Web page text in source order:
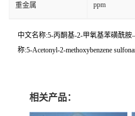
重金属 ppm
中文名称:5-丙酮基-2-甲氧基苯磺酰胺
称:5-Acetonyl-2-methoxybenzene
相关产品：